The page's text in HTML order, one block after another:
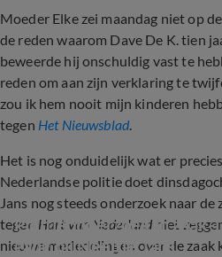
Moeder Elke zei maandag niet op
de reden waarom Dave De K. tien
beweerde hij onschuldig vast te
reden om aan zijn verklaring te
zou ik hem nooit mijn kinderen
tegen Het Nieuwsblad.
Het is nog onduidelijk wat er
Nederlandse politie doet
Jans nog steeds onderzoek naar
tegen Hart van Nederland niet
nieuwe mededelingen over de zaak
Politieonderzoek in zaak-
gang bij Neeltje Jans